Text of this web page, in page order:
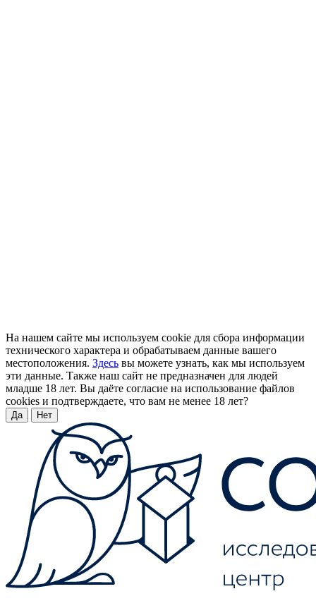
На нашем сайте мы используем cookie для сбора информации
технического характера и обрабатываем данные вашего
местоположения. Здесь вы можете узнать, как мы используем
эти данные. Также наш сайт не предназначен для людей
младше 18 лет. Вы даёте согласие на использование файлов
cookies и подтверждаете, что вам не менее 18 лет?
Да Нет